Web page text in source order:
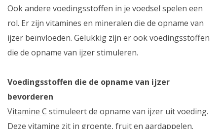
Ook andere voedingsstoffen in je voedsel spelen een
rol. Er zijn vitamines en mineralen die de opname van
ijzer beïnvloeden. Gelukkig zijn er ook voedingsstoffen
die de opname van ijzer stimuleren.
Voedingsstoffen die de opname van ijzer
bevorderen
Vitamine C stimuleert de opname van ijzer uit voeding.
Deze vitamine zit in groente, fruit en aardappelen.